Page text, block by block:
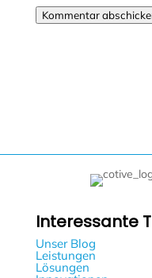
Kommentar
Interessante
Unser Blog
Leistungen
Lösungen